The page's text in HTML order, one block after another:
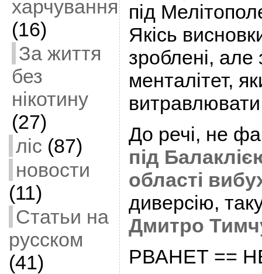
харчування
(16)
За життя
без
нікотину
(27)
ліс (87)
новости
(11)
Статьи на
русском
(41)
під
Якісь
зроблені,
менталітет,
витравлювати
До речі, не
під
області
диверсію,
Дмитро
РВАHЕТ ==